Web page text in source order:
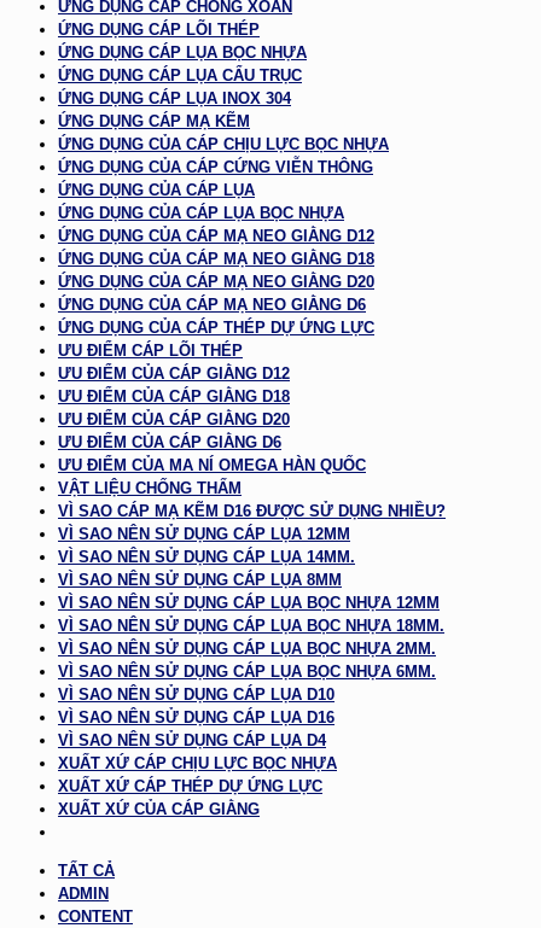
ỨNG DỤNG CÁP CHỐNG XOẮN
ỨNG DỤNG CÁP LÕI THÉP
ỨNG DỤNG CÁP LỤA BỌC NHỰA
ỨNG DỤNG CÁP LỤA CẨU TRỤC
ỨNG DỤNG CÁP LỤA INOX 304
ỨNG DỤNG CÁP MẠ KẼM
ỨNG DỤNG CỦA CÁP CHỊU LỰC BỌC NHỰA
ỨNG DỤNG CỦA CÁP CỨNG VIỄN THÔNG
ỨNG DỤNG CỦA CÁP LỤA
ỨNG DỤNG CỦA CÁP LỤA BỌC NHỰA
ỨNG DỤNG CỦA CÁP MẠ NEO GIẰNG D12
ỨNG DỤNG CỦA CÁP MẠ NEO GIẰNG D18
ỨNG DỤNG CỦA CÁP MẠ NEO GIẰNG D20
ỨNG DỤNG CỦA CÁP MẠ NEO GIẰNG D6
ỨNG DỤNG CỦA CÁP THÉP DỰ ỨNG LỰC
ƯU ĐIỂM CÁP LÕI THÉP
ƯU ĐIỂM CỦA CÁP GIẰNG D12
ƯU ĐIỂM CỦA CÁP GIẰNG D18
ƯU ĐIỂM CỦA CÁP GIẰNG D20
ƯU ĐIỂM CỦA CÁP GIẰNG D6
ƯU ĐIỂM CỦA MA NÍ OMEGA HÀN QUỐC
VẬT LIỆU CHỐNG THẤM
VÌ SAO CÁP MẠ KẼM D16 ĐƯỢC SỬ DỤNG NHIỀU?
VÌ SAO NÊN SỬ DỤNG CÁP LỤA 12MM
VÌ SAO NÊN SỬ DỤNG CÁP LỤA 14MM.
VÌ SAO NÊN SỬ DỤNG CÁP LỤA 8MM
VÌ SAO NÊN SỬ DỤNG CÁP LỤA BỌC NHỰA 12MM
VÌ SAO NÊN SỬ DỤNG CÁP LỤA BỌC NHỰA 18MM.
VÌ SAO NÊN SỬ DỤNG CÁP LỤA BỌC NHỰA 2MM.
VÌ SAO NÊN SỬ DỤNG CÁP LỤA BỌC NHỰA 6MM.
VÌ SAO NÊN SỬ DỤNG CÁP LỤA D10
VÌ SAO NÊN SỬ DỤNG CÁP LỤA D16
VÌ SAO NÊN SỬ DỤNG CÁP LỤA D4
XUẤT XỨ CÁP CHỊU LỰC BỌC NHỰA
XUẤT XỨ CÁP THÉP DỰ ỨNG LỰC
XUẤT XỨ CỦA CÁP GIẰNG
TẤT CẢ
ADMIN
CONTENT